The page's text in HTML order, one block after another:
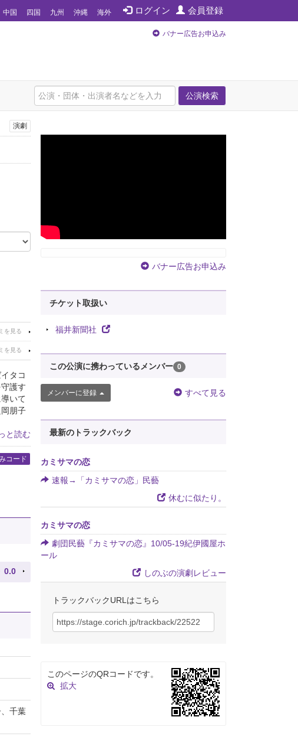
ログイン 会員登録
中国 四国 九州 沖縄 海外
バナー広告お申込み
公演検索
演劇
タコ
護す
いて
朋子
と読む
コード
0.0
千葉
バナー広告お申込み
チケット取扱い
福井新聞社
この公演に携わっているメンバー 0
メンバーに登録 すべて見る
最新のトラックバック
カミサマの恋
速報→「カミサマの恋」民藝
休むに似たり。
カミサマの恋
劇団民藝『カミサマの恋』10/05-19紀伊國屋ホ
ール
しのぶの演劇レビュー
トラックバックURLはこちら
このページのQRコードです。
拡大